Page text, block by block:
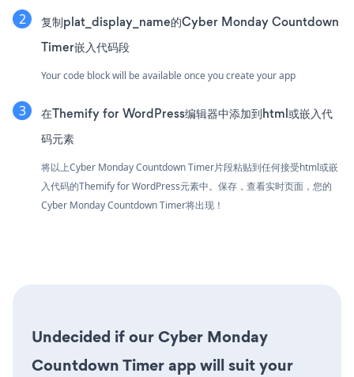
复制plat_display_name的Cyber Monday Countdown
Timer嵌入代码段
Your code block will be available once you create your app
在Themify for WordPress编辑器中添加到html或嵌入代
码元素
将以上Cyber Monday Countdown Timer片段粘贴到任何接受html或嵌
入代码的Themify for WordPress元素中。保存，查看实时页面，您的
Cyber Monday Countdown Timer将出现！
Undecided if our Cyber Monday
Countdown Timer app will suit your